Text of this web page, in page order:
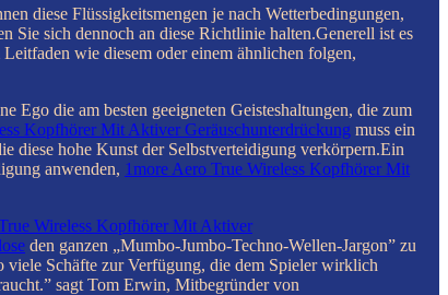
diese Flüssigkeitsmengen je nach Wetterbedingungen,
Sie sich dennoch an diese Richtlinie halten.Generell ist es
wie diesem oder einem ähnlichen folgen,
Ego die am besten geeigneten Geisteshaltungen, die zum
Kopfhörer Mit Aktiver Geräuschunterdrückung muss ein
diese hohe Kunst der Selbstverteidigung verkörpern.Ein
anwenden, 1more Aero True Wireless Kopfhörer Mit
Wireless Kopfhörer Mit Aktiver
den ganzen „Mumbo-Jumbo-Techno-Wellen-Jargon” zu
viele Schäfte zur Verfügung, die dem Spieler wirklich
sagt Tom Erwin, Mitbegründer von